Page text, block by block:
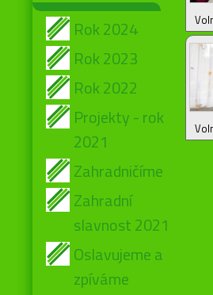
Rok 2024
Rok 2023
Rok 2022
Projekty - rok
2021
Zahradničíme
Zahradní
slavnost 2021
Oslavujeme a
zpíváme